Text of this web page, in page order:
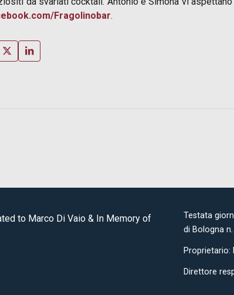
Fragolinobar.
to Marco Di Vaio & In Memory of
Testata
di Bologna
Proprietario:
Direttore